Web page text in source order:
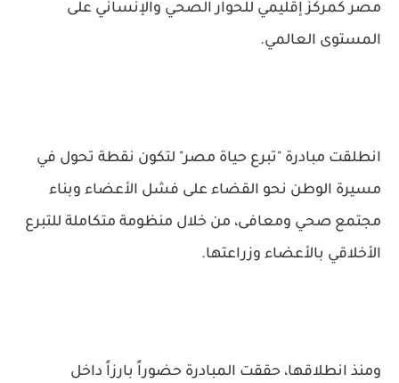
مصر كمركز إقليمي للحوار الصحي والإنساني على
المستوى العالمي.
انطلقت مبادرة "تبرع حياة مصر" لتكون نقطة تحول في
مسيرة الوطن نحو القضاء على فشل الأعضاء وبناء
مجتمع صحي ومعافى، من خلال منظومة متكاملة للتبرع
الأخلاقي بالأعضاء وزراعتها.
ومنذ انطلاقها، حققت المبادرة حضوراً بارزاً داخل